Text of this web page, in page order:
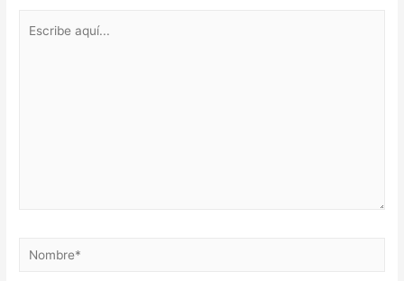
Nombre*